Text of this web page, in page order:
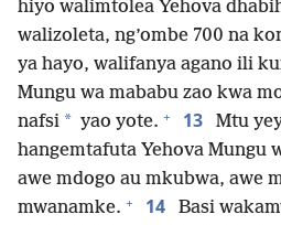
hiyo walimtolea Yehova
walizoleta, ng’ombe 700 na
ya hayo, walifanya agano ili
Mungu wa mababu zao kwa
nafsi * yao yote. + 13
Mtu
hangemtafuta Yehova Mungu
awe mdogo au mkubwa, awe
mwanamke. + 14
Basi